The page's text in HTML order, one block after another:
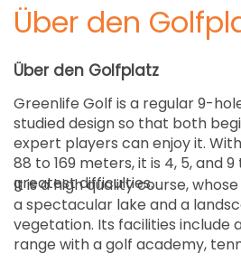
Über den
Über den Golfplatz
Greenlife Golf is a regular 9-
studied design so that both
expert players can enjoy it.
88 to 169 meters, it is 4, 5, and
greatest difficulties.
It is a high quality course,
a spectacular lake and a
vegetation. Its facilities include
range with a golf academy,